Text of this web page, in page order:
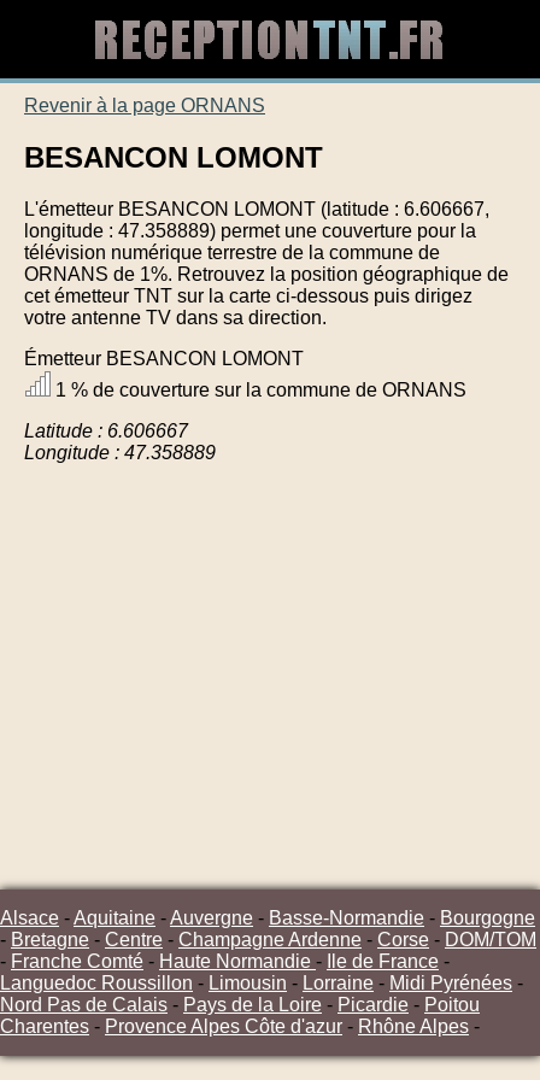
Revenir à la page ORNANS
BESANCON LOMONT
L'émetteur BESANCON LOMONT (latitude : 6.606667,
longitude : 47.358889) permet une couverture pour la
télévision numérique terrestre de la commune de
ORNANS de 1%. Retrouvez la position géographique de
cet émetteur TNT sur la carte ci-dessous puis dirigez
votre antenne TV dans sa direction.
Émetteur BESANCON LOMONT
1 % de couverture sur la commune de ORNANS
Latitude : 6.606667
Longitude : 47.358889
Alsace -Aquitaine -Auvergne - Basse-Normandie - Bourgogne
- Bretagne - Centre - Champagne Ardenne - Corse - DOM/TOM
- Franche Comté - Haute Normandie - Ile de France -
Languedoc Roussillon - Limousin - Lorraine - Midi Pyrénées -
Nord Pas de Calais - Pays de la Loire - Picardie - Poitou
Charentes - Provence Alpes Côte d'azur - Rhône Alpes -